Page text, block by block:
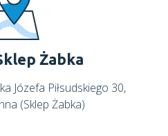
Żabka
Józefa Piłsudskiego 30,
(Sklep Żabka)